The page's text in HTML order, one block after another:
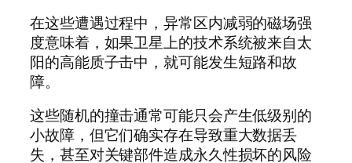
在这些遭遇过程中，异常区内减弱的磁场强
度意味着，如果卫星上的技术系统被来自太
阳的高能质子击中，就可能发生短路和故
障。
这些随机的撞击通常可能只会产生低级别的
小故障，但它们确实存在导致重大数据丢
失，甚至对关键部件造成永久性损坏的风险